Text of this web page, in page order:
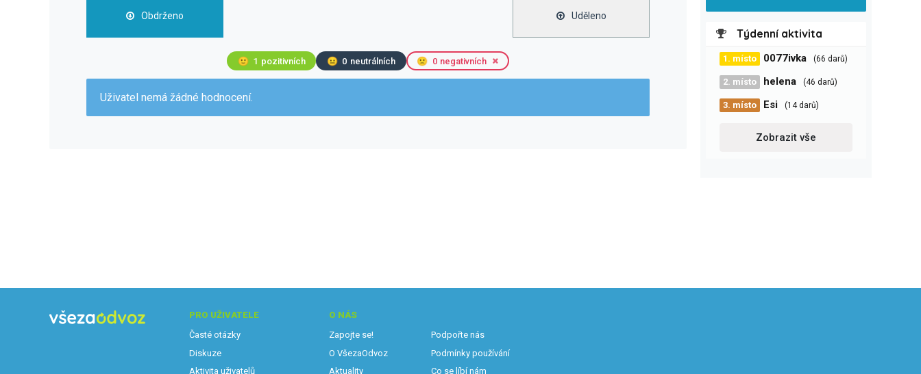
Týdenní aktivita
1. místo 0077ivka (66 darů)
2. místo helena (46 darů)
3. místo Esi (14 darů)
Zobrazit vše
Obdrženo Uděleno
🙂 1 pozitivních 😐 0 neutrálních 🙁 0 negativních
Uživatel nemá žádné hodnocení.
PRO UŽIVATELE
Časté otázky
Diskuze
Aktivita uživatelů
O NÁS
Zapojte se!
O VšezaOdvoz
Aktuality
Podpořte nás
Podmínky používání
Co se líbí nám